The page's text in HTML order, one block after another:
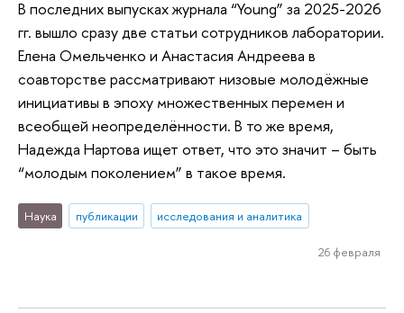
В последних выпусках журнала “Young” за 2025-2026
гг. вышло сразу две статьи сотрудников лаборатории.
Елена Омельченко и Анастасия Андреева в
соавторстве рассматривают низовые молодёжные
инициативы в эпоху множественных перемен и
всеобщей неопределённости. В то же время,
Надежда Нартова ищет ответ, что это значит – быть
“молодым поколением” в такое время.
Наука публикации исследования и аналитика
26 февраля